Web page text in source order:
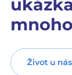
Život u nás